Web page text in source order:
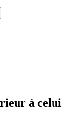
à celui